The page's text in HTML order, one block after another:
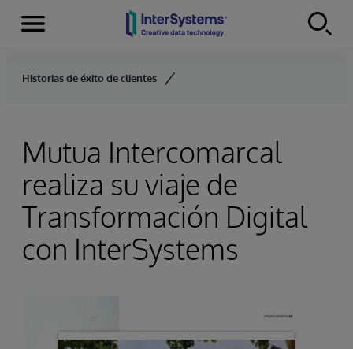
Skip to content
Secciones
Historias de éxito de clientes
Mutua Intercomarcal
realiza su viaje de
Transformación Digital
con InterSystems